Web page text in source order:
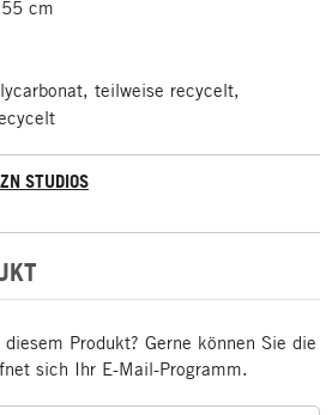
cm
teilweise recycelt,
STUDIOS
Produkt? Gerne können Sie die
sich Ihr E-Mail-Programm.